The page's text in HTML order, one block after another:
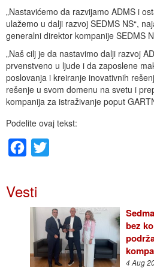
„Nastavićemo da razvijamo ADMS i
ulažemo u dalji razvoj SEDMS NS“,
generalni direktor kompanije SEDMS
„Naš cilj je da nastavimo dalji razvoj
prvenstveno u ljude i da zaposlene
poslovanja i kreiranje inovativnih
rešenje u svom domenu na svetu i
kompanija za istraživanje poput
Podelite ovaj tekst:
Facebook
Vesti
bez
4 Aug